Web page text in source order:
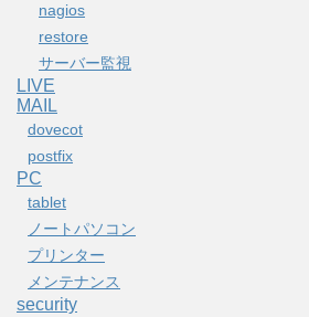
nagios
restore
サーバー監視
LIVE
MAIL
dovecot
postfix
PC
tablet
ノートパソコン
プリンター
メンテナンス
security